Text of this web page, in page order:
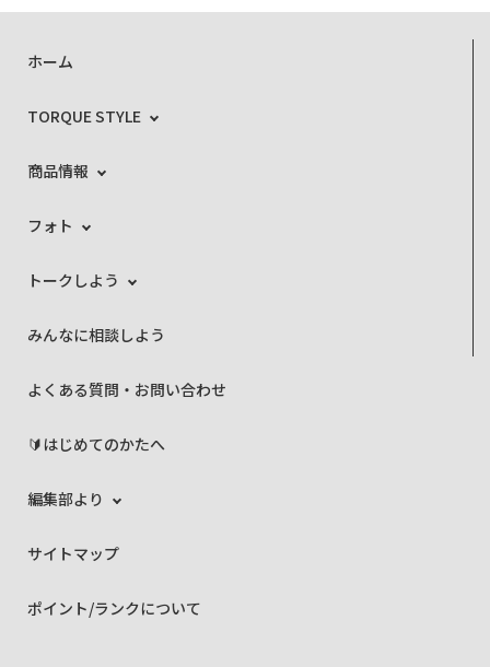
ホーム
TORQUE STYLE
商品情報
フォト
トークしよう
みんなに相談しよう
よくある質問・お問い合わせ
🔰はじめてのかたへ
編集部より
サイトマップ
ポイント/ランクについて